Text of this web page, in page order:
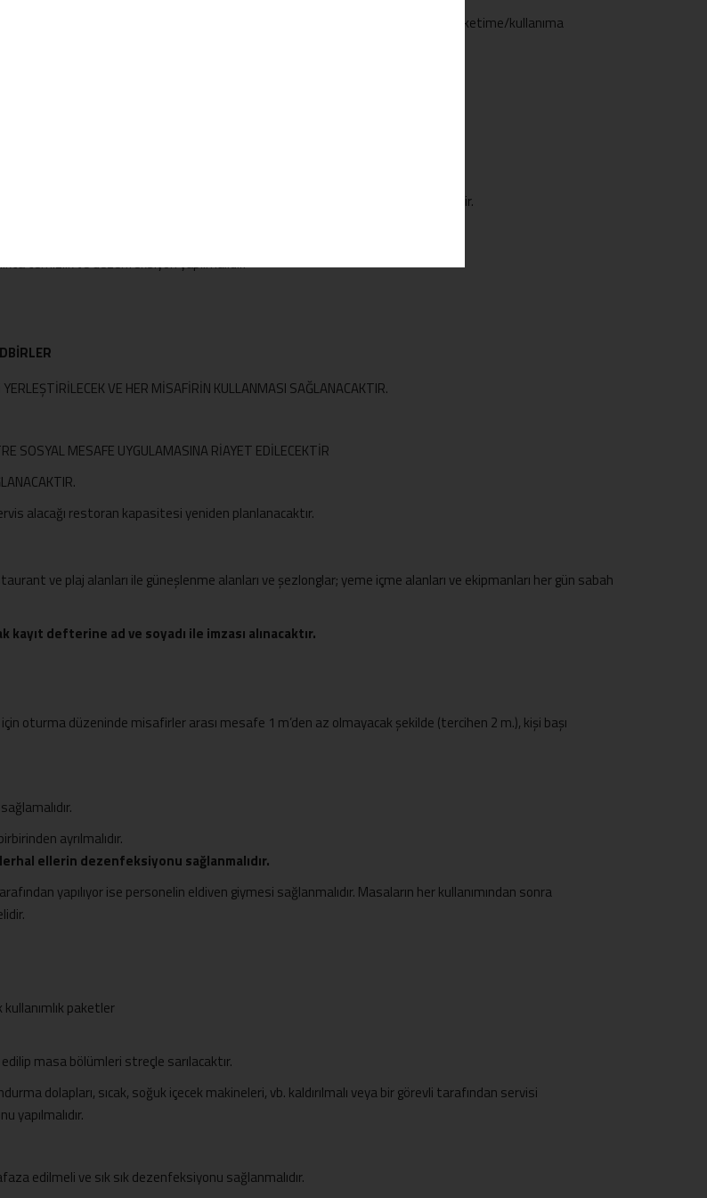
edilmeli, diğer ürünler ise depolarında min. 12 saat bekletildikten sonra tüketime/kullanıma
uygun nitelikte ve ambalajlı ürünler arasından tercih edilmelidir.
ve ziyaretçi kabul edilmemelidir.
altına alınmalıdır.
hazırlanması için renk kodları verilerek ayrı ayrı tanımlanmalıdır.
çalışanların eldivenleri doğru kullanması yönünde eğitimler verilmelidir.
ve sonrası temizlenmeli ve dezenfekte edilmelidir.
temizlik ve dezenfeksiyon yapılmalıdır.
VE HER MİSAFİRİN KULLANMASI SAĞLANACAKTIR.
MESAFE UYGULAMASINA RİAYET EDİLECEKTİR
alacağı restoran kapasitesi yeniden planlanacaktır.
ve plaj alanları ile güneşlenme alanları ve şezlonglar; yeme içme alanları ve ekipmanları her gün sabah
defterine ad ve soyadı ile imzası alınacaktır.
oturma düzeninde misafirler arası mesafe 1 m’den az olmayacak şekilde (tercihen 2 m.), kişi başı
ayrılmalıdır.
ellerin dezenfeksiyonu sağlanmalıdır.
yapılıyor ise personelin eldiven giymesi sağlanmalıdır. Masaların her kullanımından sonra
paketler
masa bölümleri streçle sarılacaktır.
dolapları, sıcak, soğuk içecek makineleri, vb. kaldırılmalı veya bir görevli tarafından servisi
yapılmalıdır.
edilmeli ve sık sık dezenfeksiyonu sağlanmalıdır.